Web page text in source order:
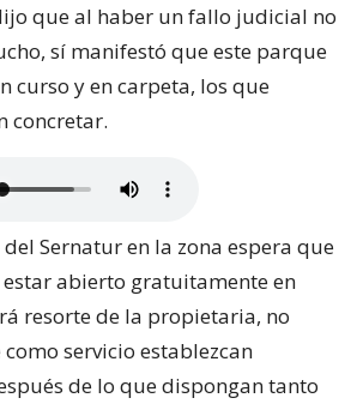
que al haber un fallo judicial no
sí manifestó que este parque
curso y en carpeta, los que
concretar.
Sernatur en la zona espera que
abierto gratuitamente en
resorte de la propietaria, no
servicio establezcan
de lo que dispongan tanto